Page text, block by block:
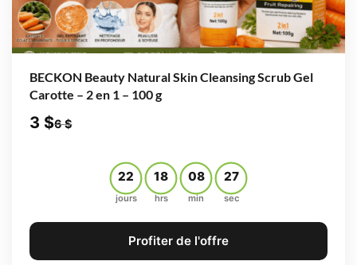
BECKON Beauty Natural Skin Cleansing Scrub Gel
Carotte – 2 en 1 – 100 g
3 $6$
22
jours
18
hrs
08
min
26
sec
Profiter de l'offre